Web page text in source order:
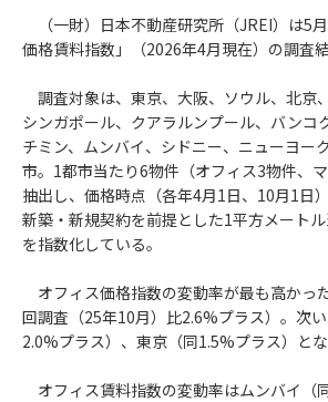
（一財）日本不動産研究所（JREI）は5
価格賃料指数」（2026年4月現在）の調査
調査対象は、東京、大阪、ソウル、北京
シンガポール、クアラルンプール、バンコ
チミン、ムンバイ、シドニー、ニューヨー
市。1都市当たり6物件（オフィス3物件、
抽出し、価格時点（各年4月1日、10月1日
新築・新規契約を前提とした1平方メート
を指数化している。
オフィス価格指数の変動率が最も高かっ
回調査（25年10月）比2.6%プラス）。次
2.0%プラス）、東京（同1.5%プラス）とな
オフィス賃料指数の変動率はムンバイ（